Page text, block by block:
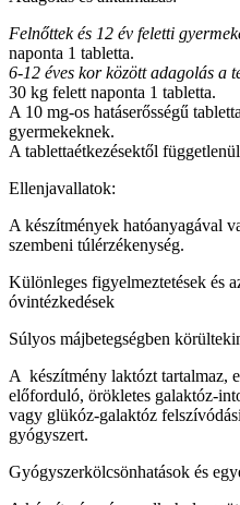
Felnőttek és 12 év feletti
naponta 1 tabletta.
6-12 éves kor között adagolás a
30 kg felett naponta 1 tabletta.
A 10 mg-os hatáserősségű
gyermekeknek.
A tablettaétkezésektől
Ellenjavallatok:
A készítmények hatóanyagával
szembeni túlérzékenység.
Különleges figyelmeztetések és
óvintézkedések
Súlyos májbetegségben
A készítmény laktózt tartalmaz,
előforduló, örökletes galaktóz-
vagy glükóz-galaktóz
gyógyszert.
Gyógyszerkölcsönhatások és